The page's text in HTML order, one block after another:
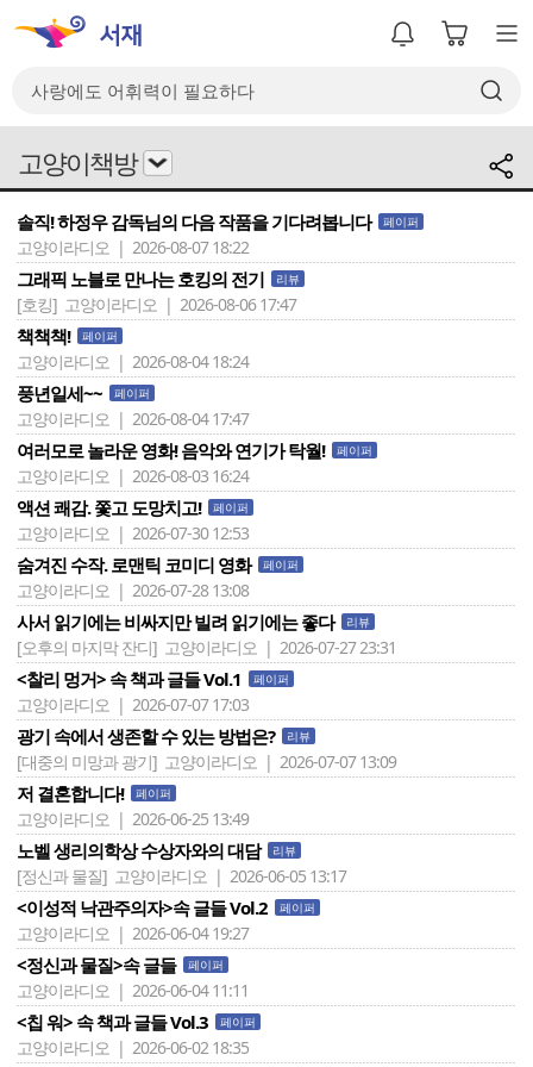
고양이책방
솔직! 하정우 감독님의 다음 작품을 기다려봅니다 페이퍼
고양이라디오 | 2026-08-07 18:22
그래픽 노블로 만나는 호킹의 전기 리뷰
[호킹] 고양이라디오 | 2026-08-06 17:47
책책책! 페이퍼
고양이라디오 | 2026-08-04 18:24
풍년일세~~ 페이퍼
고양이라디오 | 2026-08-04 17:47
여러모로 놀라운 영화! 음악와 연기가 탁월! 페이퍼
고양이라디오 | 2026-08-03 16:24
액션 쾌감. 쫓고 도망치고! 페이퍼
고양이라디오 | 2026-07-30 12:53
숨겨진 수작. 로맨틱 코미디 영화 페이퍼
고양이라디오 | 2026-07-28 13:08
사서 읽기에는 비싸지만 빌려 읽기에는 좋다 리뷰
[오후의 마지막 잔디] 고양이라디오 | 2026-07-27 23:31
<찰리 멍거> 속 책과 글들 Vol.1 페이퍼
고양이라디오 | 2026-07-07 17:03
광기 속에서 생존할 수 있는 방법은? 리뷰
[대중의 미망과 광기] 고양이라디오 | 2026-07-07 13:09
저 결혼합니다! 페이퍼
고양이라디오 | 2026-06-25 13:49
노벨 생리의학상 수상자와의 대담 리뷰
[정신과 물질] 고양이라디오 | 2026-06-05 13:17
<이성적 낙관주의자>속 글들 Vol.2 페이퍼
고양이라디오 | 2026-06-04 19:27
<정신과 물질>속 글들 페이퍼
고양이라디오 | 2026-06-04 11:11
<칩 워> 속 책과 글들 Vol.3 페이퍼
고양이라디오 | 2026-06-02 18:35